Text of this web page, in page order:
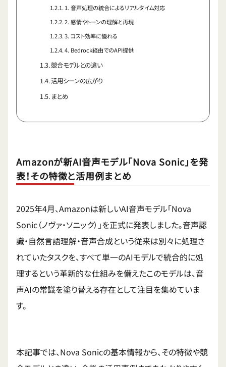
1. 音声処理の統合によるリアルタイム対応
2. 感情やトーンの理解と再現
3. コスト効率に優れる
4. Bedrock経由でのAPI提供
競合モデルとの違い
活用シーンの広がり
まとめ
Amazonが新AI音声モデル「Nova Sonic」を発
表！その特徴と活用例まとめ
2025年4月、Amazonは新しいAI音声モデル「Nova
Sonic（ノヴァ・ソニック）」を正式に発表しました。音声認
識・自然言語理解・音声合成という従来は別々に処理さ
れていたタスクを、すべて単一のAIモデルで統合的に処
理するという革新的な仕組みを備えたこのモデルは、音
声AIの常識を塗り替える存在として注目を集めていま
す。
本記事では、Nova Sonicの基本情報から、その特徴や競